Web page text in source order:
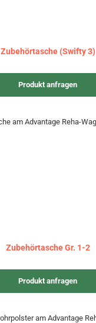
Zubehörtasche (Swifty 3)
Produkt anfragen
Zubehörtasche Gr. 1-2
Produkt anfragen